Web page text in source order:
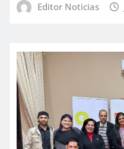
Editor Noticias